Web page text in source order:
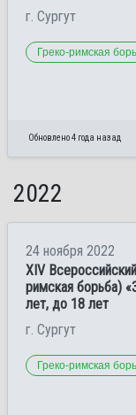
г. Сургут
Греко-римская
Обновлено 4 года назад
2022
24 ноября 2022
XIV
римская борьба)
лет, до 18 лет
г. Сургут
Греко-римская